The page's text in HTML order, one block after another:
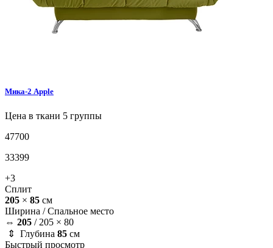
Мика-2 Apple
Цена в ткани 5 группы
47700
33399
+3
Сплит
205 × 85 см
Ширина /Спальное место
⇔ 205 / 205 × 80
⇕ Глубина 85 см
Быстрый просмотр